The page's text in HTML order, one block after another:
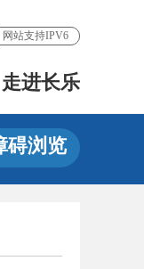
网站支持IPV6
走进长乐
碍浏览